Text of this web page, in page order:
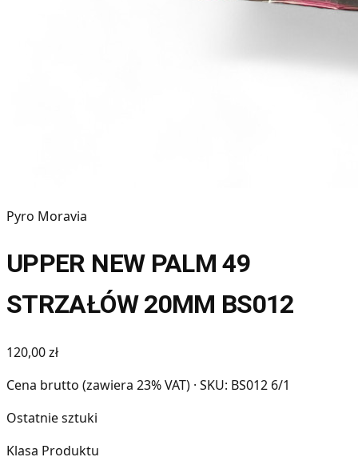
Pyro Moravia
UPPER NEW PALM 49
STRZAŁÓW 20MM BS012
120,00 zł
Cena brutto (zawiera 23% VAT) · SKU: BS012 6/1
Ostatnie sztuki
Klasa Produktu